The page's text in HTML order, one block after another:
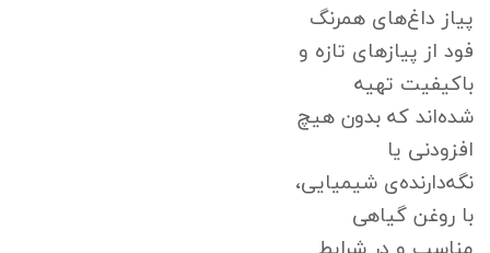
پیاز داغ‌های همرنگ
فود از پیازهای تازه و
باکیفیت تهیه
شده‌اند که بدون هیچ
افزودنی یا
نگه‌دارنده‌ی شیمیایی،
با روغن گیاهی